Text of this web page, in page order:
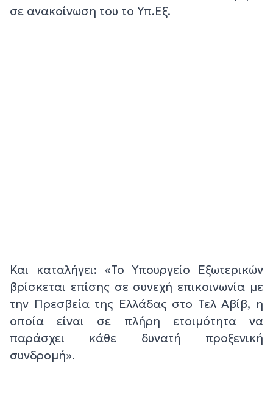
σε ανακοίνωση του το Υπ.Εξ.
Και καταλήγει: «Το Υπουργείο Εξωτερικών
βρίσκεται επίσης σε συνεχή επικοινωνία με
την Πρεσβεία της Ελλάδας στο Τελ Αβίβ, η
οποία είναι σε πλήρη ετοιμότητα να
παράσχει κάθε δυνατή προξενική
συνδρομή».